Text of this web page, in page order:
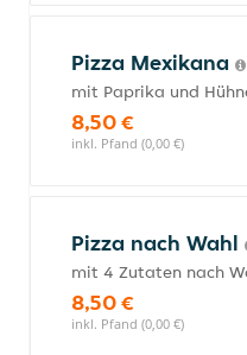
Pizza Mexikana
mit Paprika und
8,50 €
inkl. Pfand (0,00 €)
Pizza nach Wahl
mit 4 Zutaten nach
8,50 €
inkl. Pfand (0,00 €)